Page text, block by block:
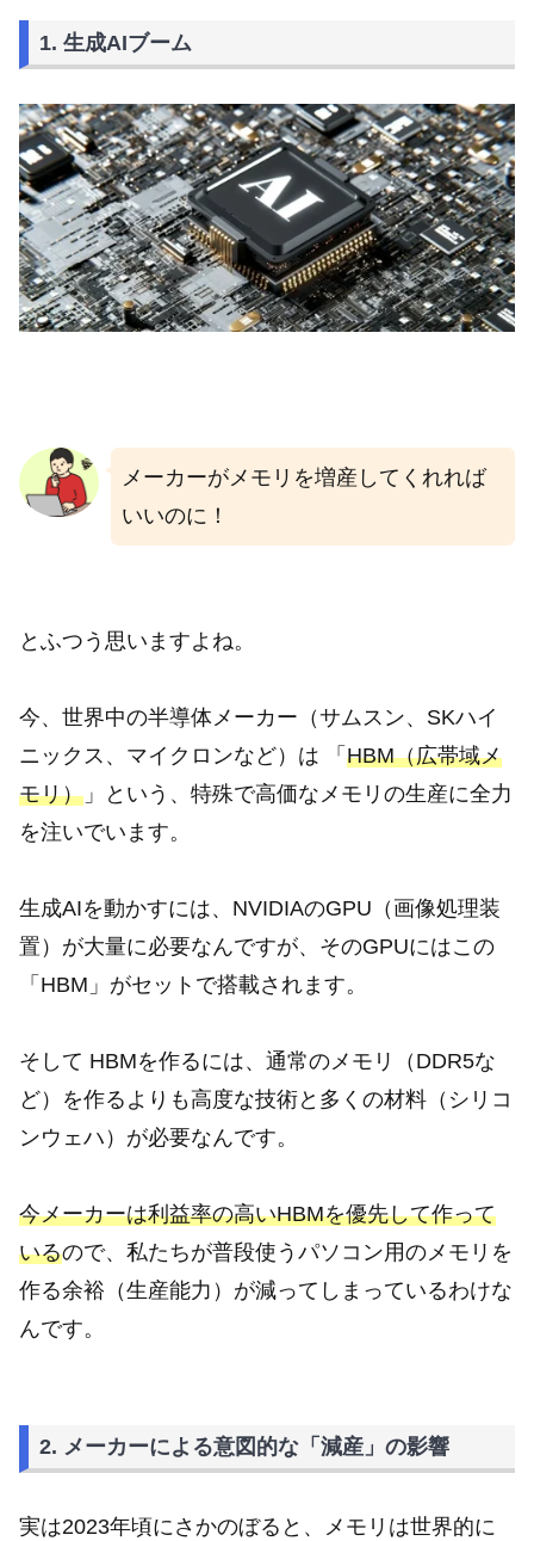
1. 生成AIブーム
メーカーがメモリを増産してくれれば
いいのに！
とふつう思いますよね。
今、世界中の半導体メーカー（サムスン、SKハイ
ニックス、マイクロンなど）は 「 HBM（広帯域メ
モリ） 」という、特殊で高価なメモリの生産に全力
を注いでいます。
生成AIを動かすには、NVIDIAのGPU（画像処理装
置）が大量に必要なんですが、そのGPUにはこの
「HBM」がセットで搭載されます。
そして HBMを作るには、通常のメモリ（DDR5な
ど）を作るよりも高度な技術と多くの材料（シリコ
ンウェハ）が必要なんです。
今メーカーは利益率の高いHBMを優先して作って
いるので、私たちが普段使うパソコン用のメモリを
作る余裕（生産能力）が減ってしまっているわけな
んです。
2. メーカーによる意図的な「減産」の影響
実は2023年頃にさかのぼると、メモリは世界的に